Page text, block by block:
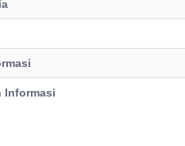
Informasi